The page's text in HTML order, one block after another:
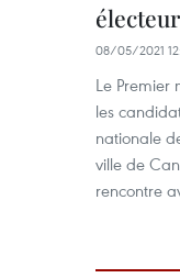
08/05/2021
Le Premier
les
nationale
ville de
rencontre